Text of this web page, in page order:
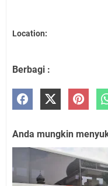
Location:
Berbagi :
Anda mungkin